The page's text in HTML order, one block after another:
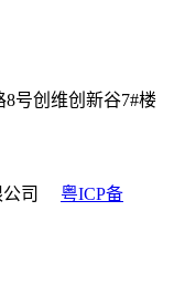
号创维创新谷7#楼
公司 粤ICP备